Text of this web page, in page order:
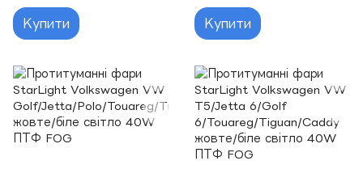
Купити Купити